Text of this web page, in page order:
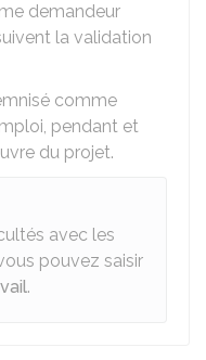
demandeur
la validation
comme
pendant et
du projet.
avec les
pouvez saisir
.